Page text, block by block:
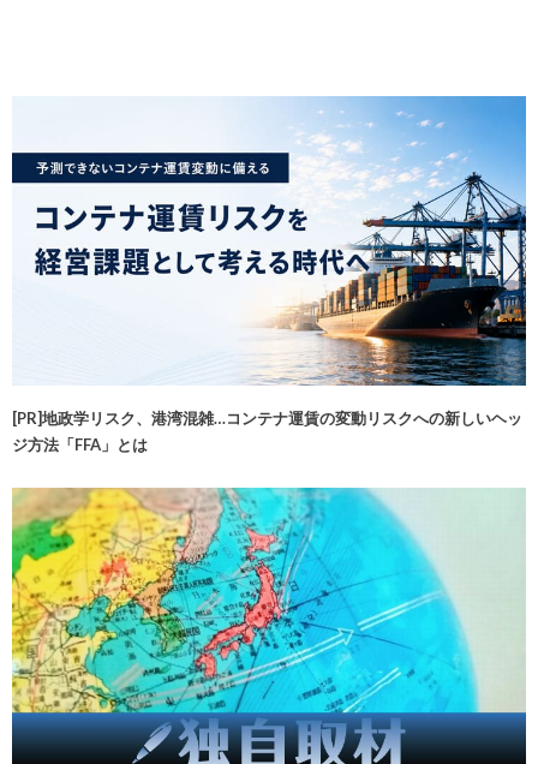
[PR]地政学リスク、港湾混雑…コンテナ運賃の変動リスクへの新しいヘッ
ジ方法「FFA」とは